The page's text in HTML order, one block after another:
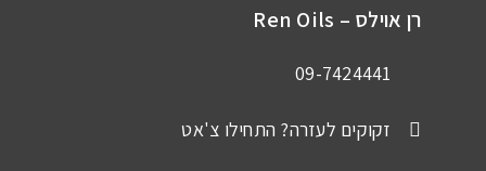
רן אוילס – Ren Oils
09-7424441
זקוקים לעזרה? התחילו צ'אט